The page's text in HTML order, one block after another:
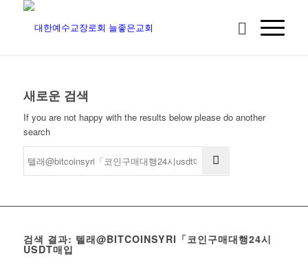
새로운 검색
If you are not happy with the results below please do another
search
검색 결과: 텔래@BITCOINSYRI「코인구매대행24시
USDT매입